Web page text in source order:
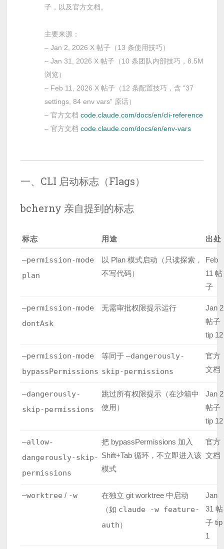
子，以及官方文档。
主要来源：
– Jan 2, 2026 X 帖子（13 条使用技巧）
– Jan 31, 2026 X 帖子（10 条团队内部技巧，8.5M
浏览）
– Feb 11, 2026 X 帖子（12 条配置技巧，含 “37
settings, 84 env vars” 原话）
– 官方文档 code.claude.com/docs/en/cli-reference
– 官方文档 code.claude.com/docs/en/env-vars
一、CLI 启动标志（Flags）
bcherny 亲自提到的标志
标志 用途 出处
–permission-mode
plan
以 Plan 模式启动（只读探索，
不写代码）
Feb
11 帖
子
–permission-mode
dontAsk
无需审批权限提示运行
Jan 2
帖子
tip 12
–permission-mode
bypassPermissions
等同于 –dangerously-
skip-permissions
官方
文档
–dangerously-
skip-permissions
跳过所有权限提示（在沙箱中
使用）
Jan 2
帖子
tip 12
–allow-
dangerously-skip-
permissions
把 bypassPermissions 加入
Shift+Tab 循环，不立即进入该
模式
官方
文档
–worktree / -w
在独立 git worktree 中启动
（如 claude -w feature-
auth）
Jan
31 帖
子 tip
1